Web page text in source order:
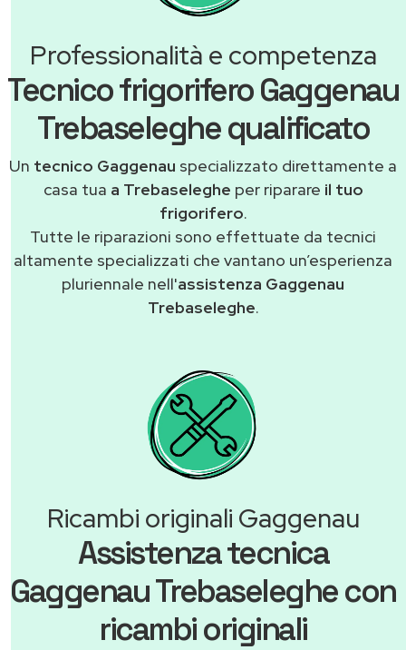
Professionalità e competenza
Tecnico frigorifero Gaggenau
Trebaseleghe qualificato
Un tecnico Gaggenau specializzato direttamente a
casa tua a Trebaseleghe per riparare il tuo
frigorifero.
Tutte le riparazioni sono effettuate da tecnici
altamente specializzati che vantano un’esperienza
pluriennale nell'assistenza Gaggenau
Trebaseleghe.
Ricambi originali Gaggenau
Assistenza tecnica
Gaggenau Trebaseleghe con
ricambi originali